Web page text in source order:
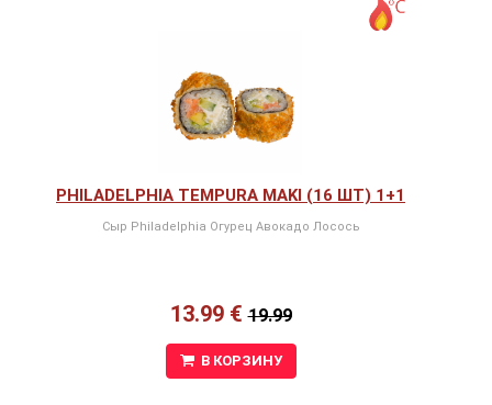
PHILADELPHIA TEMPURA MAKI (16 ШТ) 1+1
Сыр Philadelphia Огурец Авокадо Лосось
13.99 €19.99
В КОРЗИНУ